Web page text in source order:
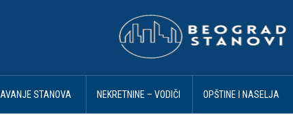
STANOVA NEKRETNINE – VODIČI OPŠTINE I NASELJA